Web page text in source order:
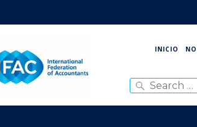
INICIO
for: